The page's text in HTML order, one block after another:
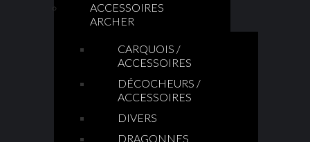
ACCESSOIRES
ARCHER
CARQUOIS /
ACCESSOIRES
DÉCOCHEURS /
ACCESSOIRES
DIVERS
DRAGONNES